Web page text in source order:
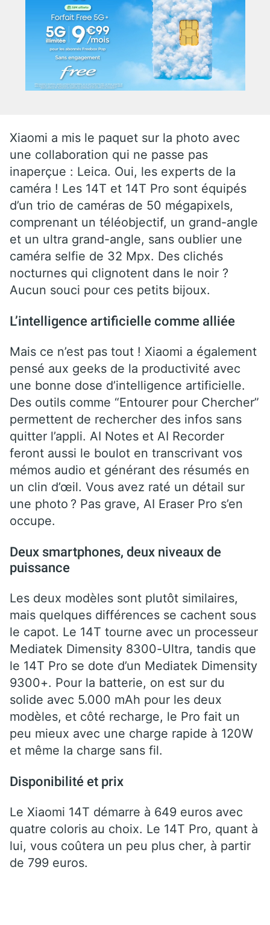
Xiaomi a mis le paquet sur la photo avec
une collaboration qui ne passe pas
inaperçue : Leica. Oui, les experts de la
caméra ! Les 14T et 14T Pro sont équipés
d’un trio de caméras de 50 mégapixels,
comprenant un téléobjectif, un grand-angle
et un ultra grand-angle, sans oublier une
caméra selfie de 32 Mpx. Des clichés
nocturnes qui clignotent dans le noir ?
Aucun souci pour ces petits bijoux.
L’intelligence artificielle comme alliée
Mais ce n’est pas tout ! Xiaomi a également
pensé aux geeks de la productivité avec
une bonne dose d’intelligence artificielle.
Des outils comme “Entourer pour Chercher”
permettent de rechercher des infos sans
quitter l’appli. AI Notes et AI Recorder
feront aussi le boulot en transcrivant vos
mémos audio et générant des résumés en
un clin d’œil. Vous avez raté un détail sur
une photo ? Pas grave, AI Eraser Pro s’en
occupe.
Deux smartphones, deux niveaux de
puissance
Les deux modèles sont plutôt similaires,
mais quelques différences se cachent sous
le capot. Le 14T tourne avec un processeur
Mediatek Dimensity 8300-Ultra, tandis que
le 14T Pro se dote d’un Mediatek Dimensity
9300+. Pour la batterie, on est sur du
solide avec 5.000 mAh pour les deux
modèles, et côté recharge, le Pro fait un
peu mieux avec une charge rapide à 120W
et même la charge sans fil.
Disponibilité et prix
Le Xiaomi 14T démarre à 649 euros avec
quatre coloris au choix. Le 14T Pro, quant à
lui, vous coûtera un peu plus cher, à partir
de 799 euros.